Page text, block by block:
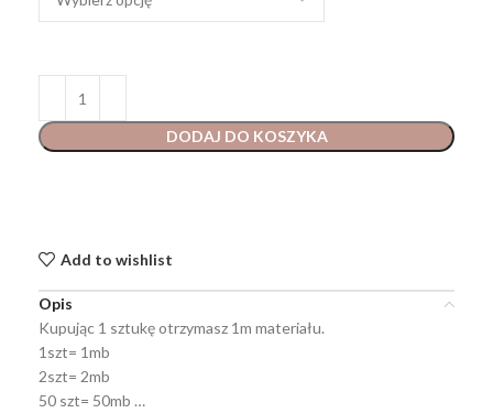
DODAJ DO KOSZYKA
Add to wishlist
Opis
Kupując 1 sztukę otrzymasz 1m materiału.
1szt= 1mb
2szt= 2mb
50 szt= 50mb …